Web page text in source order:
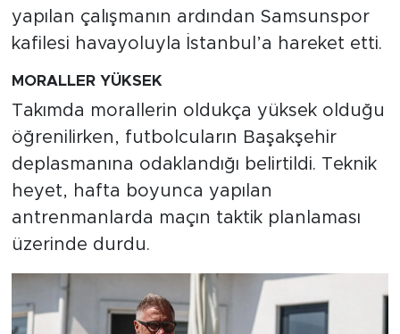
yapılan çalışmanın ardından Samsunspor
kafilesi havayoluyla İstanbul’a hareket etti.
MORALLER YÜKSEK
Takımda morallerin oldukça yüksek olduğu
öğrenilirken, futbolcuların Başakşehir
deplasmanına odaklandığı belirtildi. Teknik
heyet, hafta boyunca yapılan
antrenmanlarda maçın taktik planlaması
üzerinde durdu.